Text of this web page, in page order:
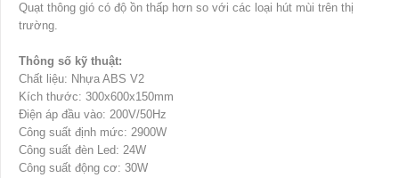
Quạt thông gió có độ ồn thấp hơn so với các loại hút mùi trên thị
trường.
Thông số kỹ thuật:
Chất liệu: Nhựa ABS V2
Kích thước: 300x600x150mm
Điện áp đầu vào: 200V/50Hz
Công suất định mức: 2900W
Công suất đèn Led: 24W
Công suất động cơ: 30W